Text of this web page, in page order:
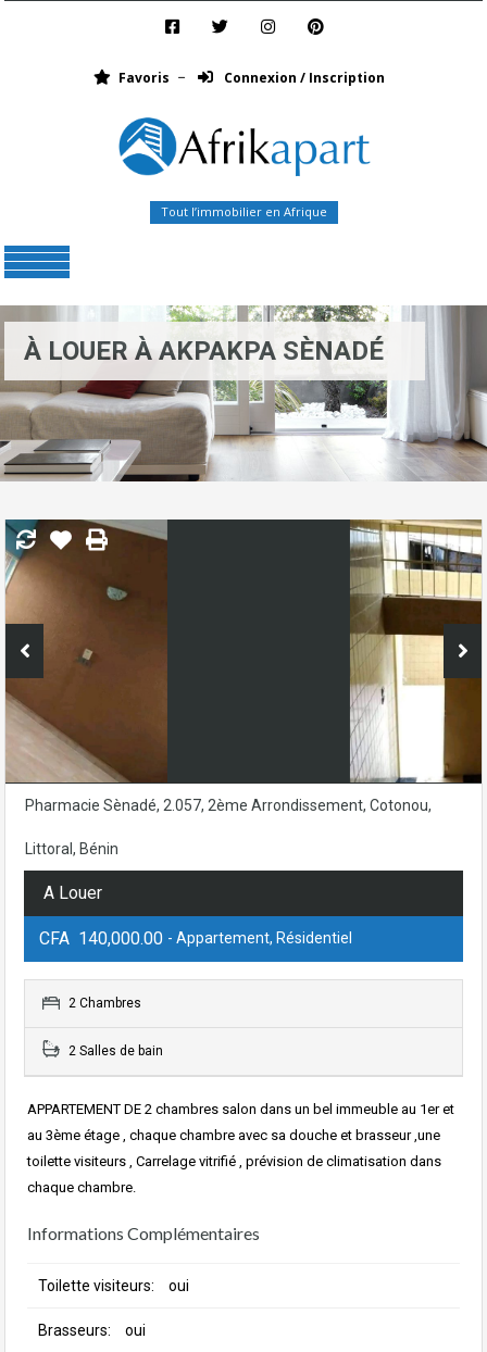
Favoris Connexion / Inscription
Tout l’immobilier en Afrique
À LOUER À AKPAKPA SÈNADÉ
Pharmacie Sènadé, 2.057, 2ème Arrondissement, Cotonou,
Littoral, Bénin
A Louer
CFA 140,000.00 - Appartement, Résidentiel
2 Chambres
2 Salles de bain
APPARTEMENT DE 2 chambres salon dans un bel immeuble au 1er et
au 3ème étage , chaque chambre avec sa douche et brasseur ,une
toilette visiteurs , Carrelage vitrifié , prévision de climatisation dans
chaque chambre.
Informations Complémentaires
Toilette visiteurs: oui
Brasseurs: oui